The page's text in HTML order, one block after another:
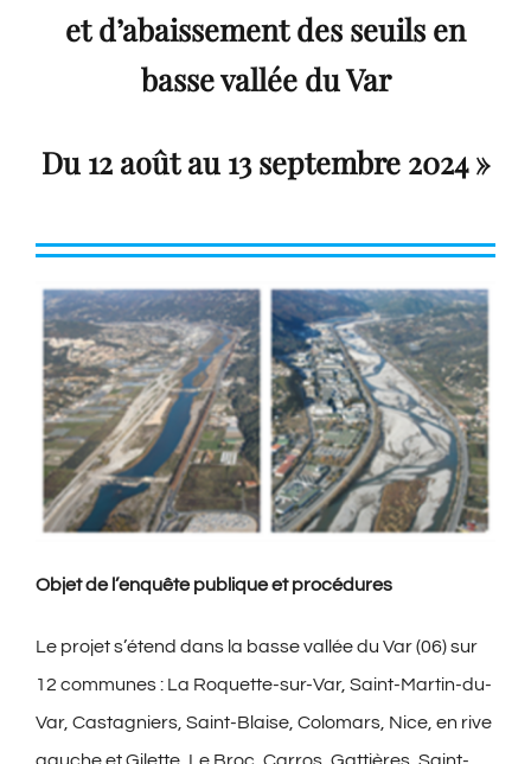
et d’abaissement des seuils en
basse vallée du Var
Du 12 août au 13 septembre 2024 »
Objet de l’enquête publique et procédures
Le projet s’étend dans la basse vallée du Var (06) sur
12 communes : La Roquette-sur-Var, Saint-Martin-du-
Var, Castagniers, Saint-Blaise, Colomars, Nice, en rive
gauche et Gilette, Le Broc, Carros, Gattières, Saint-